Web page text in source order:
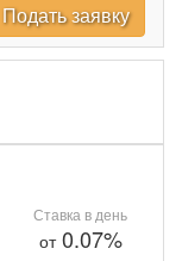
Подать заявку
Ставка в день
от0.07%